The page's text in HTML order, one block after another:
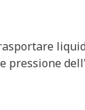
pressione